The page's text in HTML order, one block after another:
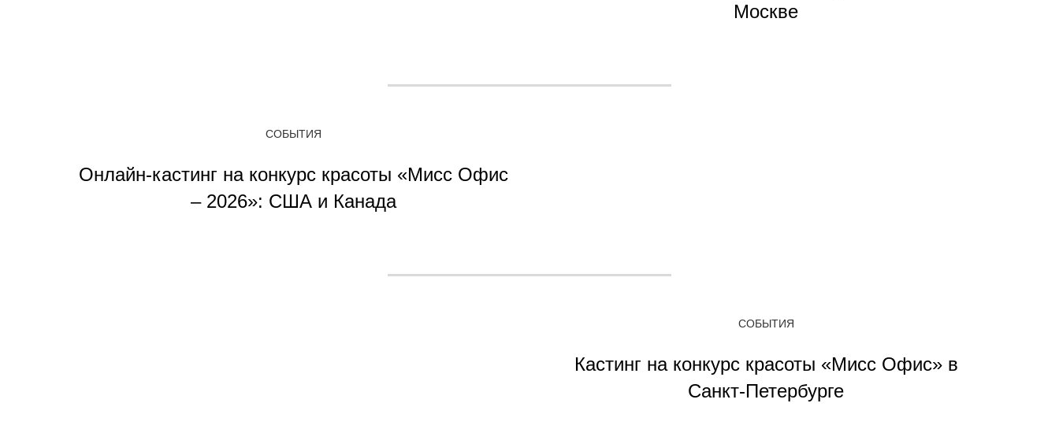
Москве
СОБЫТИЯ
Онлайн-кастинг на конкурс красоты «Мисс Офис
– 2026»: США и Канада
СОБЫТИЯ
Кастинг на конкурс красоты «Мисс Офис» в
Санкт-Петербурге